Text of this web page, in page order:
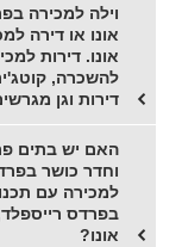
וילה למכירה
אונו או דירה
אונו. דירות
להשכרה,
דירות וגן
האם יש בתים
וחדר כושר
למכירה עם
בפרדס
אונו?